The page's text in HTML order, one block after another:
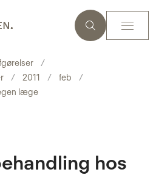
2011
feb
læge
hos